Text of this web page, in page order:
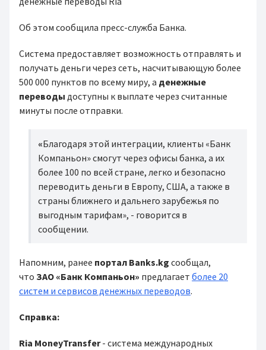
Об этом сообщила пресс-служба Банка.
Система предоставляет возможность отправлять и
получать деньги через сеть, насчитывающую более
500 000 пунктов по всему миру, а денежные
переводы доступны к выплате через считанные
минуты после отправки.
«Благодаря этой интеграции, клиенты «Банк
Компаньон» смогут через офисы банка, а их
более 100 по всей стране, легко и безопасно
переводить деньги в Европу, США, а также в
страны ближнего и дальнего зарубежья по
выгодным тарифам», - говорится в
сообщении.
Напомним, ранее портал Banks.kg сообщал,
что ЗАО «Банк Компаньон» предлагает более 20
систем и сервисов денежных переводов.
Справка:
Ria MoneyTransfer- система международных